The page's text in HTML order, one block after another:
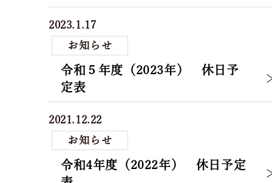
2023.1.17
お知らせ
令和５年度（2023年） 休日予
定表
2021.12.22
お知らせ
令和4年度（2022年） 休日予定